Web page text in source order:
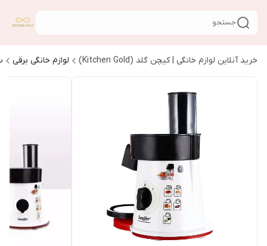
جستجو
خرید آنلاین لوازم خانگی | کیچن گلد (Kitchen Gold) لوازم خانگی برقی